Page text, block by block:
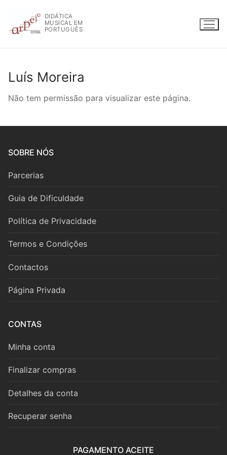
conteúdo
DIDÁTICA
MUSICAL EM
PORTUGUÊS
WWW.ARPEJOEDITORA.PT | INFO@ARPEJOEDITORA.PT
Partituras
Madeiras
Trompa
Trompete
Trombone
Eufónio
Tuba
Luís Moreira
Não tem permissão para visualizar este página.
SOBRE NÓS
Parcerias
Guia de Dificuldade
Política de Privacidade
Termos e Condições
Contactos
Página Privada
CONTAS
Minha conta
Finalizar compras
Detalhes da conta
Recuperar senha
PAGAMENTO ACEITE